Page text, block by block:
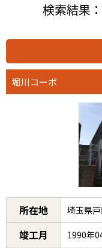
検索結果：
堀川コーポ
所在地 埼玉県
竣工月 1990年